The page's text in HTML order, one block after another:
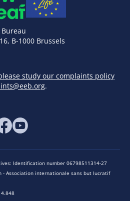
B-1000 Brussels
study our complaints policy
.
Identification number 06798511314-27
Association internationale sans but lucratif